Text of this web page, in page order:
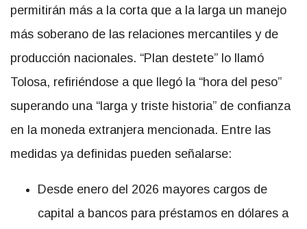
permitirán más a la corta que a la larga un manejo
más soberano de las relaciones mercantiles y de
producción nacionales. “Plan destete” lo llamó
Tolosa, refiriéndose a que llegó la “hora del peso”
superando una “larga y triste historia” de confianza
en la moneda extranjera mencionada. Entre las
medidas ya definidas pueden señalarse:
Desde enero del 2026 mayores cargos de
capital a bancos para préstamos en dólares a